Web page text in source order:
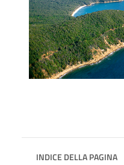
INDICE DELLA PAGINA